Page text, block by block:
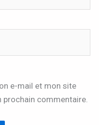
e-mail et mon site
prochain commentaire.